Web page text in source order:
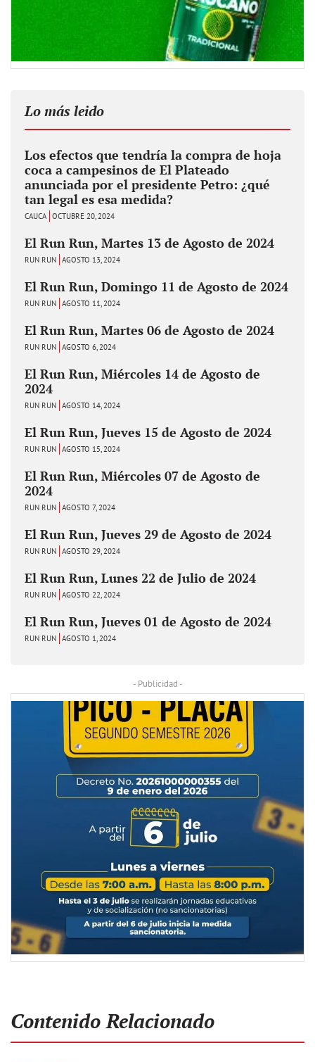
Lo más leido
Los efectos que tendría la compra de hoja
coca a campesinos de El Plateado
anunciada por el presidente Petro: ¿qué
tan legal es esa medida?
CAUCA OCTUBRE 20, 2024
El Run Run, Martes 13 de Agosto de 2024
RUN RUN AGOSTO 13, 2024
El Run Run, Domingo 11 de Agosto de 2024
RUN RUN AGOSTO 11, 2024
El Run Run, Martes 06 de Agosto de 2024
RUN RUN AGOSTO 6, 2024
El Run Run, Miércoles 14 de Agosto de
2024
RUN RUN AGOSTO 14, 2024
El Run Run, Jueves 15 de Agosto de 2024
RUN RUN AGOSTO 15, 2024
El Run Run, Miércoles 07 de Agosto de
2024
RUN RUN AGOSTO 7, 2024
El Run Run, Jueves 29 de Agosto de 2024
RUN RUN AGOSTO 29, 2024
El Run Run, Lunes 22 de Julio de 2024
RUN RUN AGOSTO 22, 2024
El Run Run, Jueves 01 de Agosto de 2024
RUN RUN AGOSTO 1, 2024
- Publicidad -
Contenido Relacionado